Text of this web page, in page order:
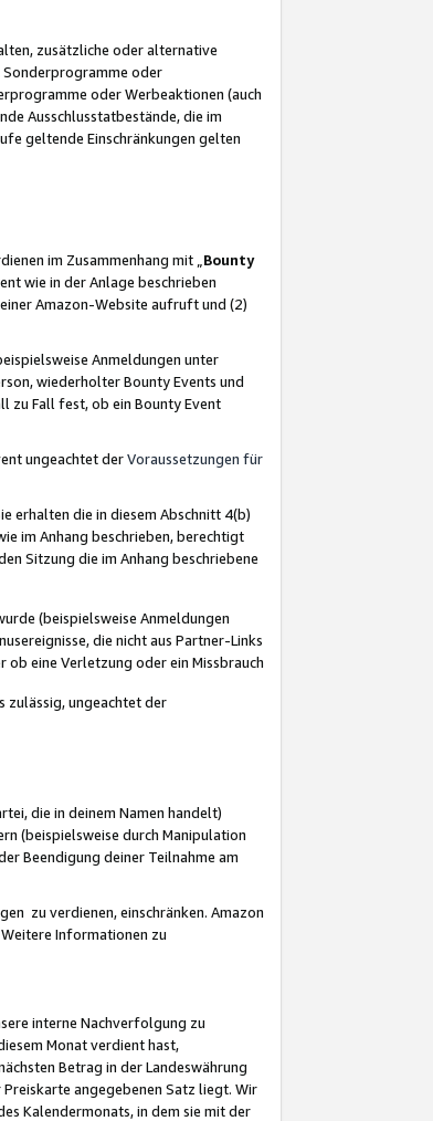
zusätzliche oder alternative
Sonderprogramme oder
oder Werbeaktionen (auch
Ausschlusstatbestände, die im
geltende Einschränkungen gelten
im Zusammenhang mit „ Bounty
wie in der Anlage beschrieben
Amazon-Website aufruft und (2)
Anmeldungen unter
wiederholter Bounty Events und
zu Fall fest, ob ein Bounty Event
ungeachtet derVoraussetzungen für
erhalten die in diesem Abschnitt 4(b)
im Anhang beschrieben, berechtigt
Sitzung die im Anhang beschriebene
(beispielsweise Anmeldungen
die nicht aus Partner-Links
eine Verletzung oder ein Missbrauch
zulässig, ungeachtet der
die in deinem Namen handelt)
(beispielsweise durch Manipulation
Beendigung deiner Teilnahme am
zu verdienen, einschränken. Amazon
Informationen zu
interne Nachverfolgung zu
Monat verdient hast,
Betrag in der Landeswährung
angegebenen Satz liegt. Wir
Kalendermonats, in dem sie mit der